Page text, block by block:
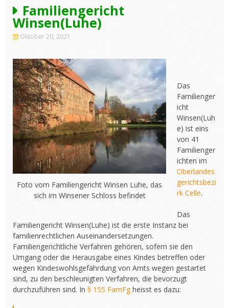
Familiengericht
Winsen(Luhe)
Oktober 20, 2021
Foto vom Familiengericht Winsen Luhe, das
sich im Winsener Schloss befindet
Das
Familienger
icht
Winsen(Luh
e) ist eins
von 41
Familienger
ichten im
Oberlandes
gerichtsbezi
rk Celle.
Das
Familiengericht Winsen(Luhe) ist die erste Instanz bei
familienrechtlichen Auseinandersetzungen.
Familiengerichtliche Verfahren gehören, sofern sie den
Umgang oder die Herausgabe eines Kindes betreffen oder
wegen Kindeswohlsgefährdung von Amts wegen gestartet
sind, zu den beschleunigten Verfahren, die bevorzugt
durchzuführen sind. In § 155 FamFgheisst es dazu: